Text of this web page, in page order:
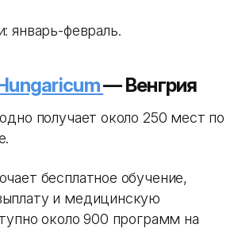
январь-февраль.
— Венгрия
получает около 250 мест по
бесплатное обучение,
и медицинскую
около 900 программ на